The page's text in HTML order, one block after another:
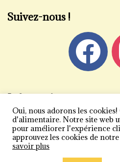
Suivez-nous !
Informations
Mentions légales
Politique de confidentialité
Conditions générales de vente
Oui, nous adorons les
d'alimentaire. Notre site web
pour améliorer l'expérience
approuvez les cookies de
savoir plus